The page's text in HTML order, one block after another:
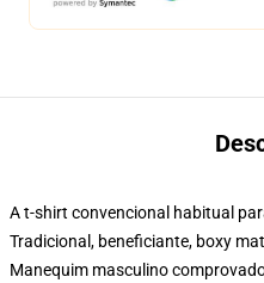
A t-shirt convencional habitual
Tradicional, beneficiante, boxy
Manequim masculino